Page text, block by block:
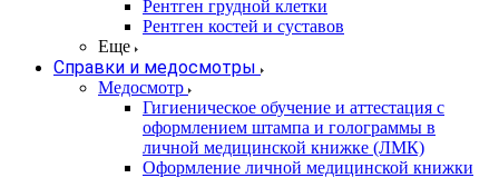
Рентген грудной клетки
Рентген костей и суставов
Еще
Справки и медосмотры
Медосмотр
Гигиеническое обучение и аттестация с
оформлением штампа и голограммы в
личной медицинской книжке (ЛМК)
Оформление личной медицинской книжки